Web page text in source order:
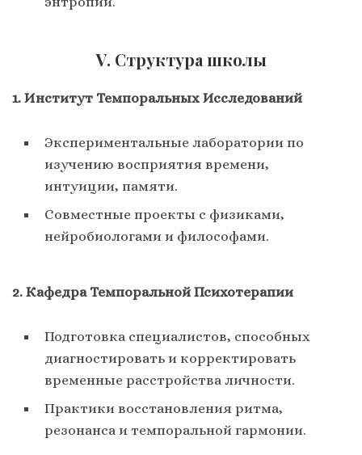
V. Структура школы
1. Институт Темпоральных Исследований
Экспериментальные лаборатории по
изучению восприятия времени,
интуиции, памяти.
Совместные проекты с физиками,
нейробиологами и философами.
2. Кафедра Темпоральной Психотерапии
Подготовка специалистов, способных
диагностировать и корректировать
временные расстройства личности.
Практики восстановления ритма,
резонанса и темпоральной гармонии.